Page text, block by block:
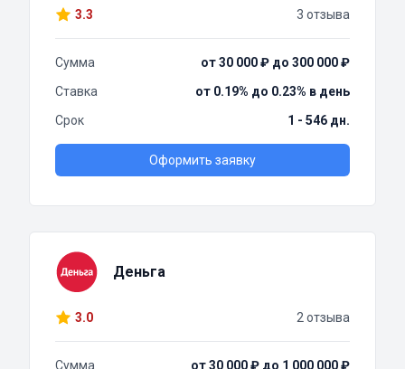
3.3 3 отзыва
Сумма
от 30 000 ₽ до 300 000 ₽
Ставка
от 0.19% до 0.23% в день
Срок
1 - 546 дн.
Оформить заявку
Деньга
3.0 2 отзыва
Сумма
от 30 000 ₽ до 1 000 000 ₽